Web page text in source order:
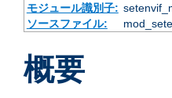
モジュール識別子:
ソースファイル:
概要